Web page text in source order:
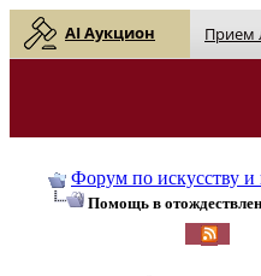
AI Аукцион Прием
Форум по искусству и
Помощь в